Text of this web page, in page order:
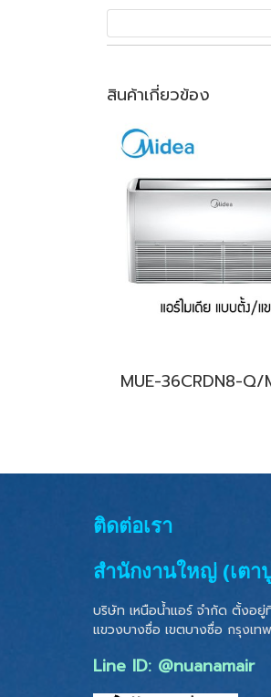
สินค้าเกี่ยวข้อง
ติดต่อเรา
สำนักงานใหญ่ (เตา
บริษัท เหนือน้ำแอร์ จำกัด ตั้งอ
แขวงบางซื่อ เขตบางซื่อ กรุงเท
Line ID: @nuanamair